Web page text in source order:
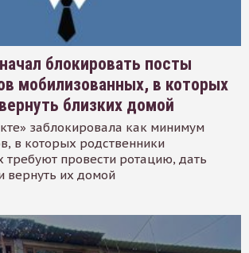
блокировать посты
мобилизованных, в которых
близких домой
заблокировала как минимум
в которых родственники
требуют провести ротацию, дать
вернуть их домой